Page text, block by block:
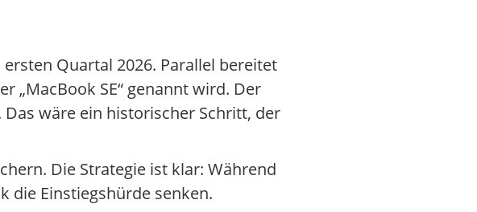
Quartal 2026. Parallel bereitet
„MacBook SE“ genannt wird. Der
Das wäre ein historischer Schritt, der
Die Strategie ist klar: Während
die Einstiegshürde senken.